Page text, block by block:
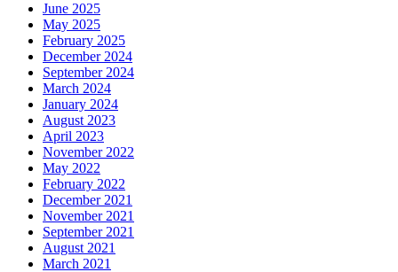
June 2025
May 2025
February 2025
December 2024
September 2024
March 2024
January 2024
August 2023
April 2023
November 2022
May 2022
February 2022
December 2021
November 2021
September 2021
August 2021
March 2021